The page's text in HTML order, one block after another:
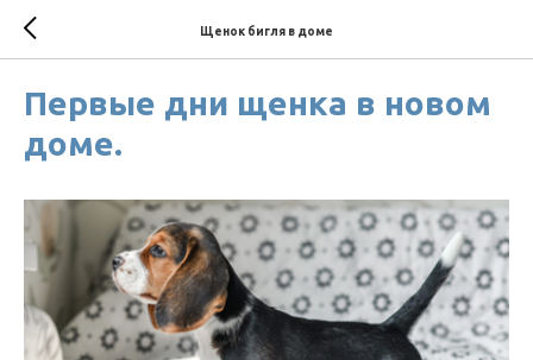
Щенок бигля в доме
Первые дни щенка в новом
доме.